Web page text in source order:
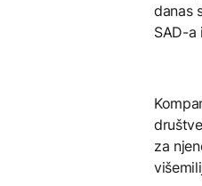
danas
SAD-a
za